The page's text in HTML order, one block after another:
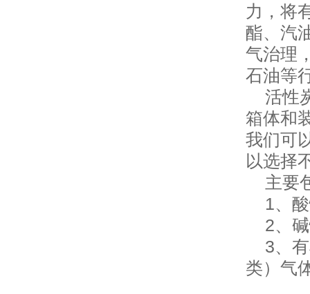
力，将
酯、汽
气治理
石油等
活性
箱体和
我们可
以选择
主要
1、酸
2、碱
3、有
类）气